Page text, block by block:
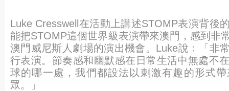
Luke Cresswell在活動上講述STOMP表演背後
能把STOMP這個世界級表演帶來澳門，感到非
澳門威尼斯人劇場的演出機會。Luke說﹕「非
行表演。 節奏感和幽默感在日常生活中無處不
球的哪一處，我們都設法以刺激有趣的形式
眾。」